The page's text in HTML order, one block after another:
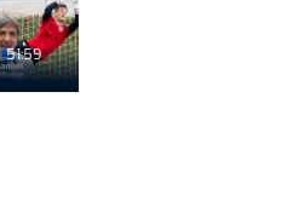
51:59